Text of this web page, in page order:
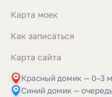
Карта моек
Как записаться
Карта сайта
Красный домик — 0–3
Синий домик —